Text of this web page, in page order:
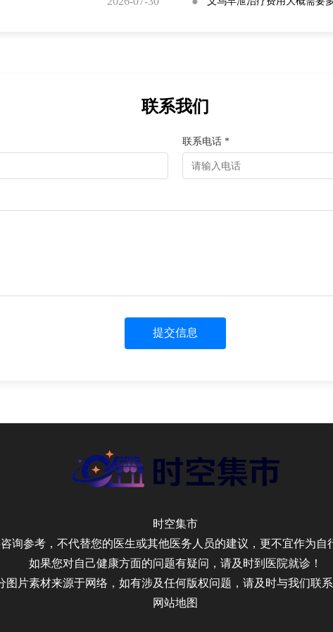
联系我们
联系电话 *
提交信息
时空集市
询参考，不代替您的医生或其他医务人员的建议，更不宜作为自
如果您对自己健康方面的问题有疑问，请及时到医院就诊！
图片素材来源于网络，如有涉及任何版权问题，请及时与我们联
网站地图